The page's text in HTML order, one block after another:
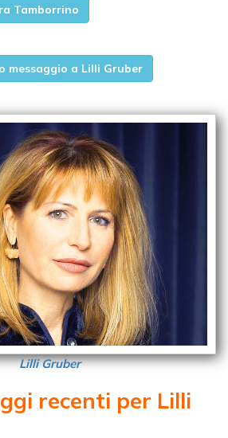
Tamborrino
messaggio a Lilli Gruber
Lilli Gruber
recenti per Lilli